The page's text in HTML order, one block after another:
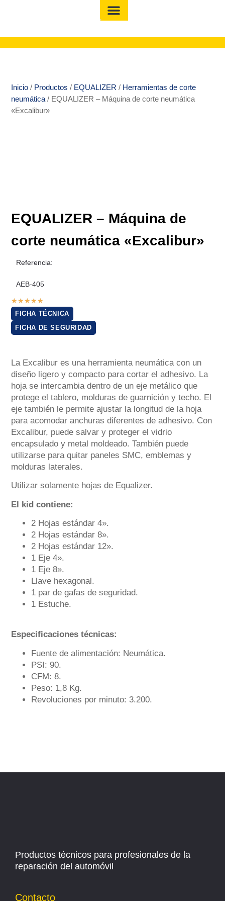
Inicio / Productos / EQUALIZER / Herramientas de corte
neumática / EQUALIZER – Máquina de corte neumática
«Excalibur»
EQUALIZER – Máquina de
corte neumática «Excalibur»
Referencia:
AEB-405
★★★★★
FICHA TÉCNICA
FICHA DE SEGURIDAD
La Excalibur es una herramienta neumática con un
diseño ligero y compacto para cortar el adhesivo. La
hoja se intercambia dentro de un eje metálico que
protege el tablero, molduras de guarnición y techo. El
eje también le permite ajustar la longitud de la hoja
para acomodar anchuras diferentes de adhesivo. Con
Excalibur, puede salvar y proteger el vidrio
encapsulado y metal moldeado. También puede
utilizarse para quitar paneles SMC, emblemas y
molduras laterales.
Utilizar solamente hojas de Equalizer.
El kid contiene:
2 Hojas estándar 4».
2 Hojas estándar 8».
2 Hojas estándar 12».
1 Eje 4».
1 Eje 8».
Llave hexagonal.
1 par de gafas de seguridad.
1 Estuche.
Especificaciones técnicas:
Fuente de alimentación: Neumática.
PSI: 90.
CFM: 8.
Peso: 1,8 Kg.
Revoluciones por minuto: 3.200.
Productos técnicos para profesionales de la
reparación del automóvil
Contacto